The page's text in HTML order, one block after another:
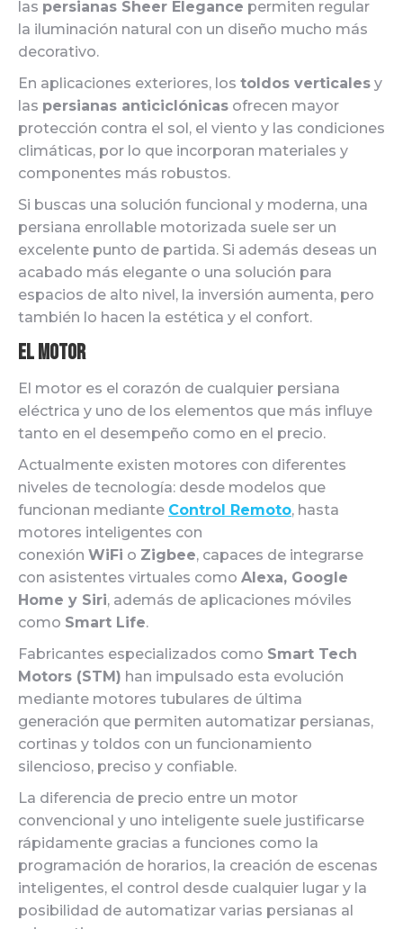
las persianas Sheer Elegance permiten regular
la iluminación natural con un diseño mucho más
decorativo.
En aplicaciones exteriores, los toldos verticales y
las persianas anticiclónicas ofrecen mayor
protección contra el sol, el viento y las condiciones
climáticas, por lo que incorporan materiales y
componentes más robustos.
Si buscas una solución funcional y moderna, una
persiana enrollable motorizada suele ser un
excelente punto de partida. Si además deseas un
acabado más elegante o una solución para
espacios de alto nivel, la inversión aumenta, pero
también lo hacen la estética y el confort.
El motor
El motor es el corazón de cualquier persiana
eléctrica y uno de los elementos que más influye
tanto en el desempeño como en el precio.
Actualmente existen motores con diferentes
niveles de tecnología: desde modelos que
funcionan mediante Control Remoto, hasta
motores inteligentes con
conexión WiFi o Zigbee, capaces de integrarse
con asistentes virtuales como Alexa, Google
Home y Siri, además de aplicaciones móviles
como Smart Life.
Fabricantes especializados como Smart Tech
Motors (STM) han impulsado esta evolución
mediante motores tubulares de última
generación que permiten automatizar persianas,
cortinas y toldos con un funcionamiento
silencioso, preciso y confiable.
La diferencia de precio entre un motor
convencional y uno inteligente suele justificarse
rápidamente gracias a funciones como la
programación de horarios, la creación de escenas
inteligentes, el control desde cualquier lugar y la
posibilidad de automatizar varias persianas al